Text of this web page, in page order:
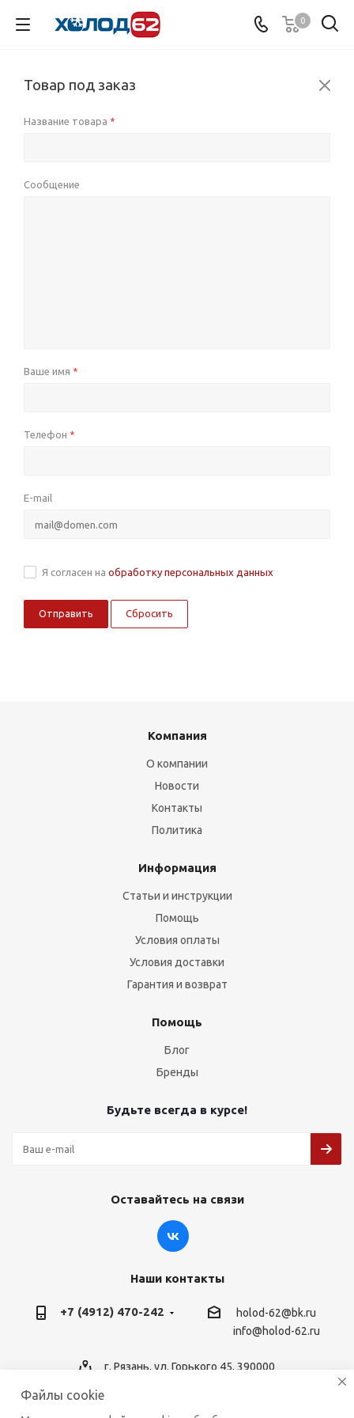
0
Товар под заказ
Название товара *
Сообщение
Ваше имя *
Телефон *
E-mail
Я согласен на обработку персональных данных
Сбросить
Компания
О компании
Новости
Контакты
Политика
Информация
Статьи и инструкции
Помощь
Условия оплаты
Условия доставки
Гарантия и возврат
Помощь
Блог
Бренды
Будьте всегда в курсе!
Оставайтесь на связи
Наши контакты
+7 (4912) 470-242
holod-62@bk.ru
info@holod-62.ru
г. Рязань, ул. Горького 45, 390000
Файлы cookie